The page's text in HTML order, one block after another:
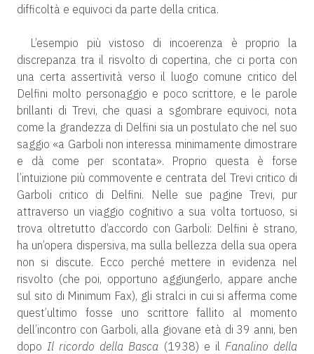
difficoltà e equivoci da parte della critica.
L’esempio più vistoso di incoerenza è proprio la
discrepanza tra il risvolto di copertina, che ci porta con
una certa assertività verso il luogo comune critico del
Delfini molto personaggio e poco scrittore, e le parole
brillanti di Trevi, che quasi a sgombrare equivoci, nota
come la grandezza di Delfini sia un postulato che nel suo
saggio «a Garboli non interessa minimamente dimostrare
e dà come per scontata». Proprio questa è forse
l’intuizione più commovente e centrata del Trevi critico di
Garboli critico di Delfini. Nelle sue pagine Trevi, pur
attraverso un viaggio cognitivo a sua volta tortuoso, si
trova oltretutto d’accordo con Garboli: Delfini è strano,
ha un’opera dispersiva, ma sulla bellezza della sua opera
non si discute. Ecco perché mettere in evidenza nel
risvolto (che poi, opportuno aggiungerlo, appare anche
sul sito di Minimum Fax), gli stralci in cui si afferma come
quest’ultimo fosse uno scrittore fallito al momento
dell’incontro con Garboli, alla giovane età di 39 anni, ben
dopoIl ricordo della Basca (1938) e il Fanalino della